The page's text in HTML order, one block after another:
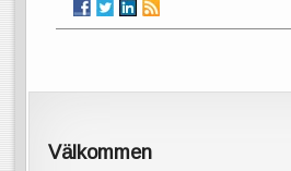
Välkommen